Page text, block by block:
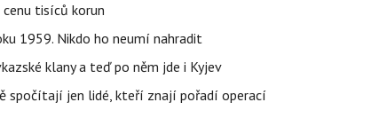
tisíců korun
1959. Nikdo ho neumí nahradit
klany a teď po něm jde i Kyjev
spočítají jen lidé, kteří znají pořadí operací